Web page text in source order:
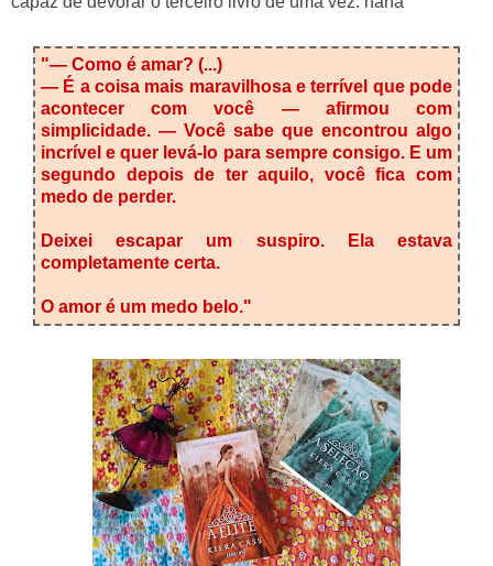
"— Como é amar? (...)
— É a coisa mais maravilhosa e terrível que pode
acontecer com você — afirmou com
simplicidade. — Você sabe que encontrou algo
incrível e quer levá-lo para sempre consigo. E um
segundo depois de ter aquilo, você fica com
medo de perder.
Deixei escapar um suspiro. Ela estava
completamente certa.
O amor é um medo belo."